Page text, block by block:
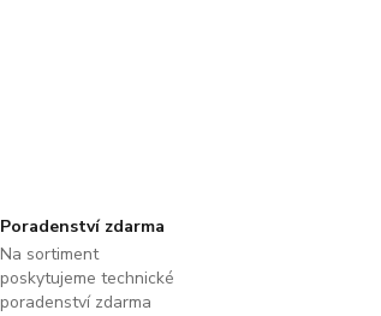
Poradenství zdarma
Na sortiment
poskytujeme technické
poradenství zdarma